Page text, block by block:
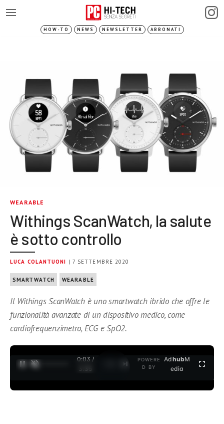
HOW-TO NEWS NEWSLETTER ABBONATI
WEARABLE
Withings ScanWatch, la salute
è sotto controllo
LUCA COLANTUONI | 7 SETTEMBRE 2020
SMARTWATCH WEARABLE
Il Withings ScanWatch è uno smartwatch ibrido che offre le
funzionalità avanzate di un dispositivo medico, come
cardiofrequenzimetro, ECG e SpO2.
0:04 /
3:35
POWERE
D BY
AdhubM
edia